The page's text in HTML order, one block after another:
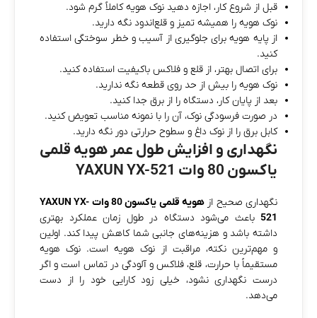
قبل از شروع کار، اجازه دهید نوک هویه کاملاً گرم شود.
نوک هویه را همیشه تمیز و قلع‌اندود نگه دارید.
از پایه هویه برای جلوگیری از آسیب و خطر سوختگی استفاده
کنید.
برای اتصال بهتر، از قلع و فلاکس باکیفیت استفاده کنید.
نوک هویه را بیش از حد روی قطعه نگه ندارید.
بعد از پایان کار، دستگاه را از برق جدا کنید.
در صورت فرسودگی نوک، آن را با نمونه مناسب تعویض کنید.
کابل برق را از نوک داغ و سطوح حرارتی دور نگه دارید.
نگهداری و افزایش طول عمر هویه قلمی
یاکسون 80 وات YAXUN YX-521
نگهداری صحیح از
هویه قلمی یاکسون 80 وات YAXUN YX-
521 باعث می‌شود دستگاه در طول زمان عملکرد بهتری
داشته باشد و هزینه‌های جانبی شما کاهش پیدا کند. اولین
و مهم‌ترین نکته، مراقبت از نوک هویه است. نوک هویه
مستقیماً با حرارت، قلع، فلاکس و آلودگی در تماس است و اگر
درست نگهداری نشود، خیلی زود کارایی خود را از دست
می‌دهد.